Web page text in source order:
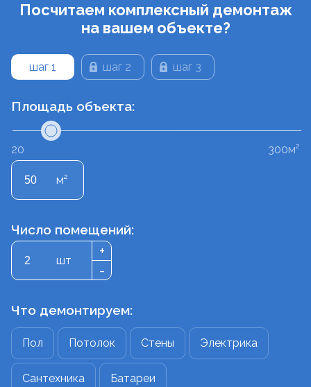
Посчитаем комплексный демонтаж
на вашем объекте?
шаг 1 шаг 2 шаг 3
Площадь объекта:
20 300м²
м²
Число помещений:
шт
+
-
Что демонтируем:
Пол Потолок Стены Электрика
Сантехника Батареи